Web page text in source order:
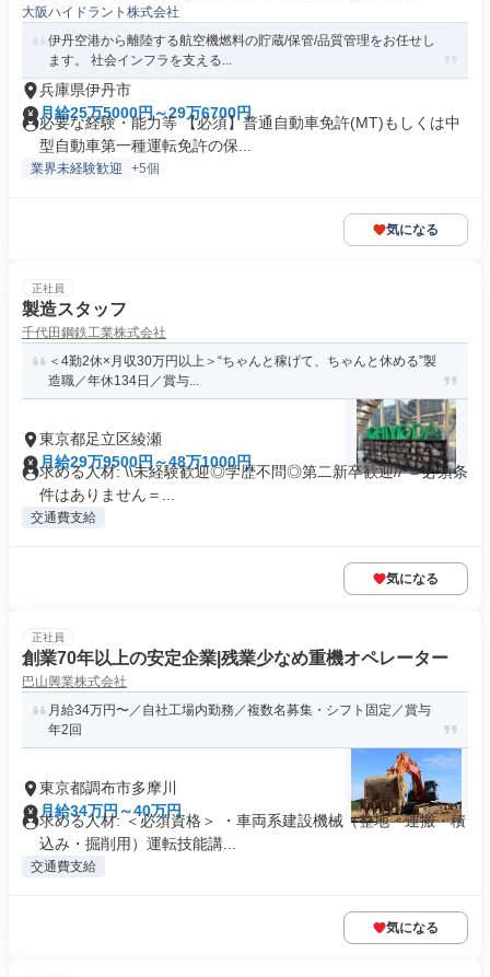
大阪ハイドラント株式会社
伊丹空港から離陸する航空機燃料の貯蔵/保管/品質管理をお任せし
ます。 社会インフラを支える...
兵庫県伊丹市
月給25万5000円～29万6700円
必要な経験・能力等 【必須】普通自動車免許(MT)もしくは中
型自動車第一種運転免許の保...
業界未経験歓迎 +5個
気になる
正社員
製造スタッフ
千代田鋼鉄工業株式会社
＜4勤2休×月収30万円以上＞“ちゃんと稼げて、ちゃんと休める”製
造職／年休134日／賞与...
東京都足立区綾瀬
月給29万9500円～48万1000円
求める人材: \\未経験歓迎◎学歴不問◎第二新卒歓迎// ＝必須条
件はありません＝...
交通費支給
気になる
正社員
創業70年以上の安定企業|残業少なめ重機オペレーター
巴山興業株式会社
月給34万円〜／自社工場内勤務／複数名募集・シフト固定／賞与
年2回
東京都調布市多摩川
月給34万円～40万円
求める人材: ＜必須資格＞ ・車両系建設機械（整地・運搬・積
込み・掘削用）運転技能講...
交通費支給
気になる